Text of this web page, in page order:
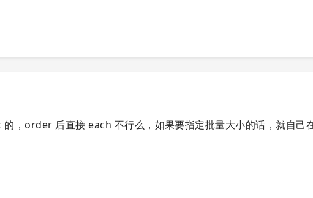
，order 后直接 each 不行么，如果要指定批量大小的话，就自己